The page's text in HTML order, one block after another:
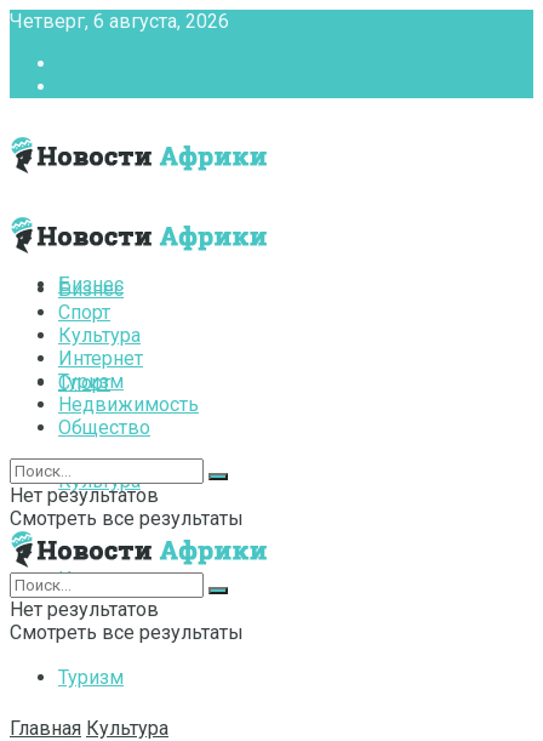
Четверг, 6 августа, 2026
Бизнес
Спорт
Культура
Интернет
Туризм
Бизнес
Спорт
Культура
Интернет
Туризм
Недвижимость
Общество
Нет результатов
Смотреть все результаты
Нет результатов
Смотреть все результаты
Главная Культура